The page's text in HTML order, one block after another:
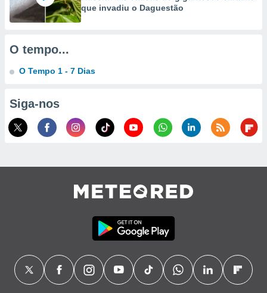
que invadiu o Daguestão
O tempo...
O Tempo 1 - 7 Dias
Siga-nos